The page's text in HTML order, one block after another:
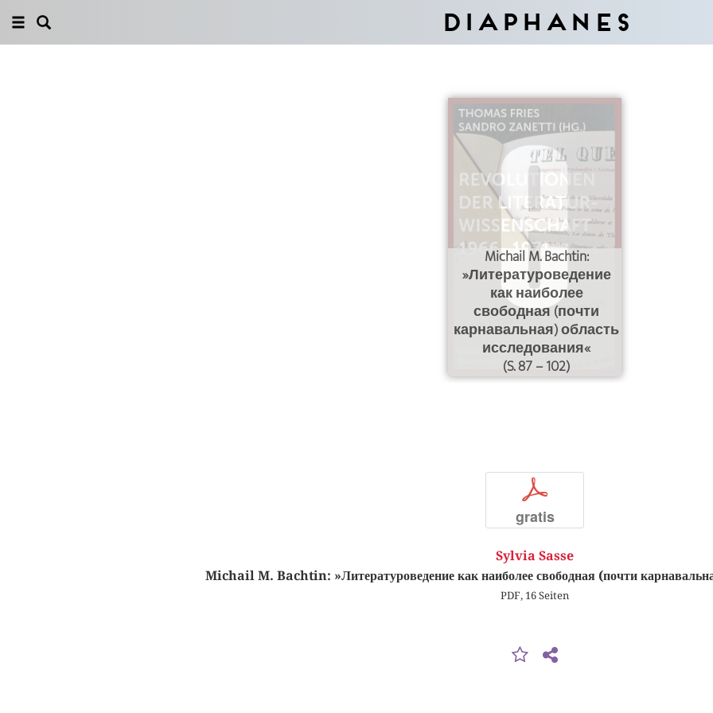
Diaphanes
Michail M. Bachtin:
»Литературоведение
как наиболее
свободная (почти
карнавальная) область
исследования«
(S. 87 – 102)
p
gratis
Sylvia Sasse
Michail M. Bachtin: »Литературоведение как наиболее свободная (почти
PDF, 16 Seiten